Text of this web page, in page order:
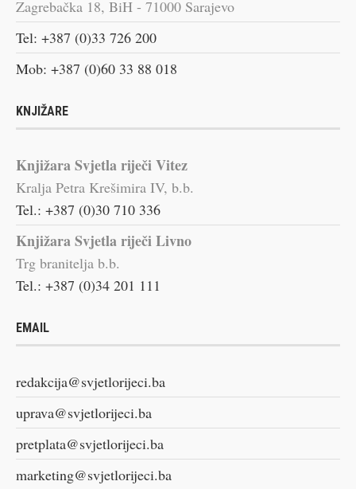
Zagrebačka 18, BiH - 71000 Sarajevo
Tel: +387 (0)33 726 200
Mob: +387 (0)60 33 88 018
KNJIŽARE
Knjižara Svjetla riječi Vitez
Kralja Petra Krešimira IV, b.b.
Tel.: +387 (0)30 710 336
Knjižara Svjetla riječi Livno
Trg branitelja b.b.
Tel.: +387 (0)34 201 111
EMAIL
redakcija@svjetlorijeci.ba
uprava@svjetlorijeci.ba
pretplata@svjetlorijeci.ba
marketing@svjetlorijeci.ba